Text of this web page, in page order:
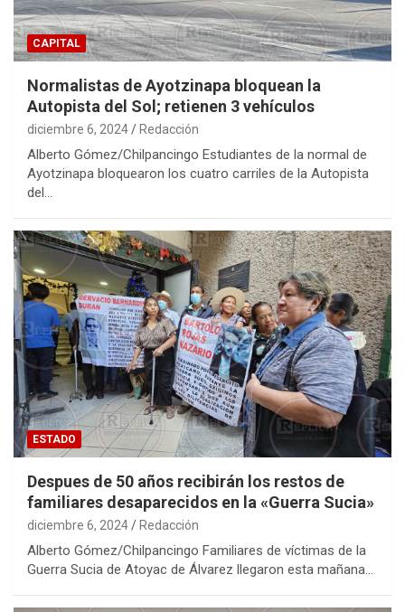
CAPITAL
Normalistas de Ayotzinapa bloquean la
Autopista del Sol; retienen 3 vehículos
diciembre 6, 2024 Redacción
Alberto Gómez/Chilpancingo Estudiantes de la normal de
Ayotzinapa bloquearon los cuatro carriles de la Autopista
del…
ESTADO
Despues de 50 años recibirán los restos de
familiares desaparecidos en la «Guerra Sucia»
diciembre 6, 2024 Redacción
Alberto Gómez/Chilpancingo Familiares de víctimas de la
Guerra Sucia de Atoyac de Álvarez llegaron esta mañana…